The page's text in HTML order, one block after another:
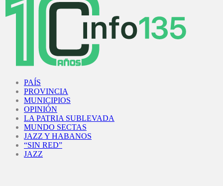
PAÍS
PROVINCIA
MUNICIPIOS
OPINIÓN
LA PATRIA SUBLEVADA
MUNDO SECTAS
JAZZ Y HABANOS
“SIN RED”
JAZZ